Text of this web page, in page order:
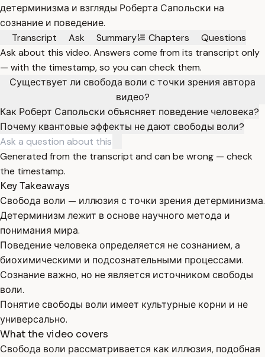
детерминизма и взгляды Роберта Сапольски на
сознание и поведение.
Transcript
Ask Summary Chapters
Questions
Ask about this video. Answers come from its transcript only
— with the timestamp, so you can check them.
Существует ли свобода воли с точки зрения автора
видео?
Как Роберт Сапольски объясняет поведение человека?
Почему квантовые эффекты не дают свободы воли?
Generated from the transcript and can be wrong — check
the timestamp.
Key Takeaways
Свобода воли — иллюзия с точки зрения детерминизма.
Детерминизм лежит в основе научного метода и
понимания мира.
Поведение человека определяется не сознанием, а
биохимическими и подсознательными процессами.
Сознание важно, но не является источником свободы
воли.
Понятие свободы воли имеет культурные корни и не
универсально.
What the video covers
Свобода воли рассматривается как иллюзия, подобная